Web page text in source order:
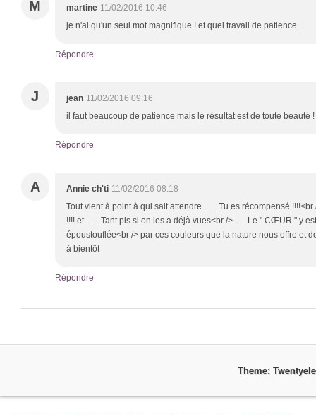
M martine 11/02/2016 10:46
je n'ai qu'un seul mot magnifique ! et quel travail de patience....
Répondre
J jean 11/02/2016 09:16
il faut beaucoup de patience mais le résultat est de toute beauté !
Répondre
A Annie ch'ti 11/02/2016 08:18
Tout vient à point à qui sait attendre .......Tu es récompensé
!!!! et .......Tant pis si on les a déjà vues<br /> ..... Le " CŒUR " y
époustouflée<br /> par ces couleurs que la nature nous offre et
à bientôt
Répondre
Theme: